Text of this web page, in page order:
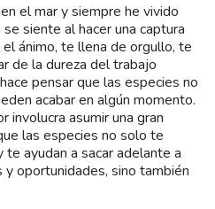
el mar y siempre he vivido
siente al hacer una captura
ánimo, te llena de orgullo, te
de la dureza del trabajo
pensar que las especies no
acabar en algún momento.
involucra asumir una gran
las especies no solo te
ayudan a sacar adelante a
oportunidades, sino también